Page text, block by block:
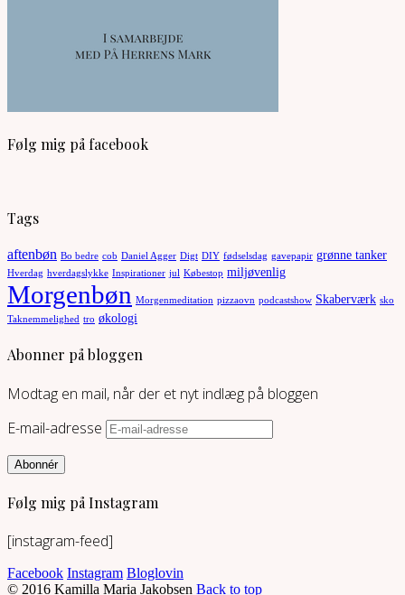
Følg mig på facebook
Tags
aftenbøn Bo bedre cob Daniel Agger Digt DIY fødselsdag gavepapir grønne tanker
Hverdag hverdagslykke Inspirationer jul Købestop miljøvenlig
Morgenbøn Morgenmeditation pizzaovn podcastshow Skaberværk sko
Taknemmelighed tro økologi
Abonner på bloggen
Modtag en mail, når der et nyt indlæg på bloggen
E-mail-adresse
Abonnér
Følg mig på Instagram
[instagram-feed]
Facebook Instagram Bloglovin
© 2016 Kamilla Maria Jakobsen Back to top